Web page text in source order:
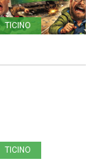
TICINO
TICINO